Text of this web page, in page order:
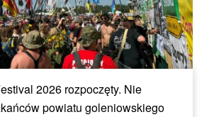
2026 rozpoczęty. Nie
powiatu goleniowskiego